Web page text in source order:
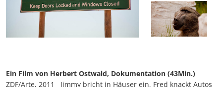
Ein Film von Herbert Ostwald, Dokumentation (43Min.)
ZDF/Arte, 2011 Jimmy bricht in Häuser ein, Fred knackt Autos